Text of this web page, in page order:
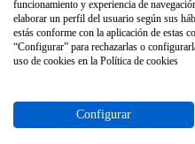
funcionamiento y experiencia de
elaborar un perfil del usuario según sus
estás conforme con la aplicación de estas
“Configurar” para rechazarlas o
uso de cookies en la Política de cookies
Configurar